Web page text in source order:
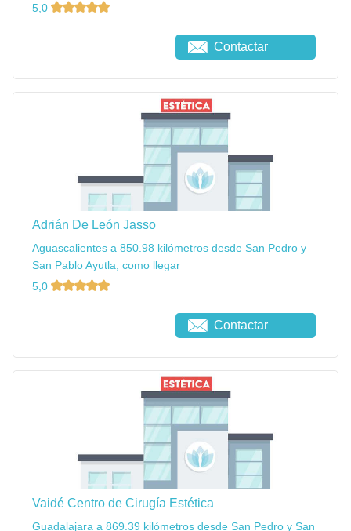
5,0
Contactar
Adrián De León Jasso
Aguascalientes a 850.98 kilómetros desde San Pedro y
San Pablo Ayutla, como llegar
5,0
Contactar
Vaidé Centro de Cirugía Estética
Guadalajara a 869.39 kilómetros desde San Pedro y San